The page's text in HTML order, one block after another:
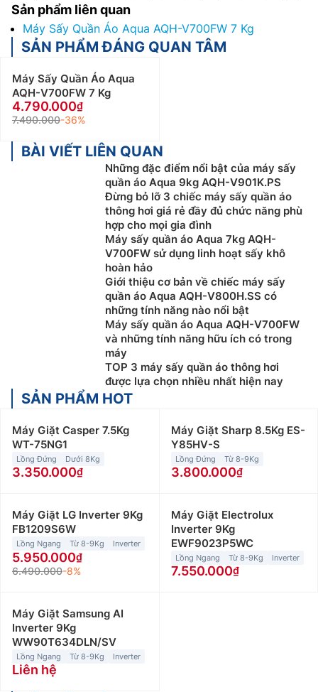
Sản phẩm liên quan
Máy Sấy Quần Áo Aqua AQH-V700FW 7 Kg
SẢN PHẨM ĐÁNG QUAN TÂM
Máy Sấy Quần Áo Aqua
AQH-V700FW 7 Kg
4.790.000
7.490.000-36%
BÀI VIẾT LIÊN QUAN
Những đặc điểm nổi bật của máy sấy
quần áo Aqua 9kg AQH-V901K.PS
Đừng bỏ lỡ 3 chiếc máy sấy quần áo
thông hơi giá rẻ đầy đủ chức năng phù
hợp cho mọi gia đình
Máy sấy quần áo Aqua 7kg AQH-
V700FW sử dụng linh hoạt sấy khô
hoàn hảo
Giới thiệu cơ bản về chiếc máy sấy
quần áo Aqua AQH-V800H.SS có
những tính năng nào nổi bật
Máy sấy quần áo Aqua AQH-V700FW
và những tính năng hữu ích có trong
máy
TOP 3 máy sấy quần áo thông hơi
được lựa chọn nhiều nhất hiện nay
SẢN PHẨM HOT
Máy Giặt Casper 7.5Kg
WT-75NG1
Lồng Đứng Dưới 8Kg
3.350.000
Máy Giặt Sharp 8.5Kg ES-
Y85HV-S
Lồng Đứng Từ 8-9Kg
3.800.000
Máy Giặt LG Inverter 9Kg
FB1209S6W
Lồng Ngang Từ 8-9Kg Inverter
5.950.000
6.490.000-8%
Máy Giặt Electrolux
Inverter 9Kg
EWF9023P5WC
Lồng Ngang Từ 8-9Kg Inverter
7.550.000
Máy Giặt Samsung AI
Inverter 9Kg
WW90T634DLN/SV
Lồng Ngang Từ 8-9Kg Inverter
Liên hệ